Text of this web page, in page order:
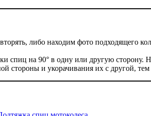
либо находим фото подходящего
спиц на 90° в одну или другую сторону.
стороны и укорачивания их с другой,